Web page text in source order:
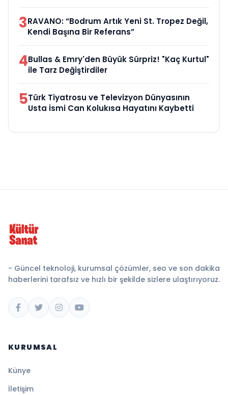
3RAVANO: “Bodrum Artık Yeni St. Tropez Değil,
Kendi Başına Bir Referans”
4Bullas & Emry'den Büyük Sürpriz! "Kaç Kurtul"
ile Tarz Değiştirdiler
5Türk Tiyatrosu ve Televizyon Dünyasının
Usta İsmi Can Kolukısa Hayatını Kaybetti
- Güncel teknoloji, kurumsal çözümler, seo ve son dakika
haberlerini tarafsız ve hızlı bir şekilde sizlere ulaştırıyoruz.
KURUMSAL
Künye
İletişim